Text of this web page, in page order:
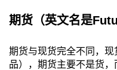
期货（英文名是
期货与现货完全不同，
品），期货主要不是货，